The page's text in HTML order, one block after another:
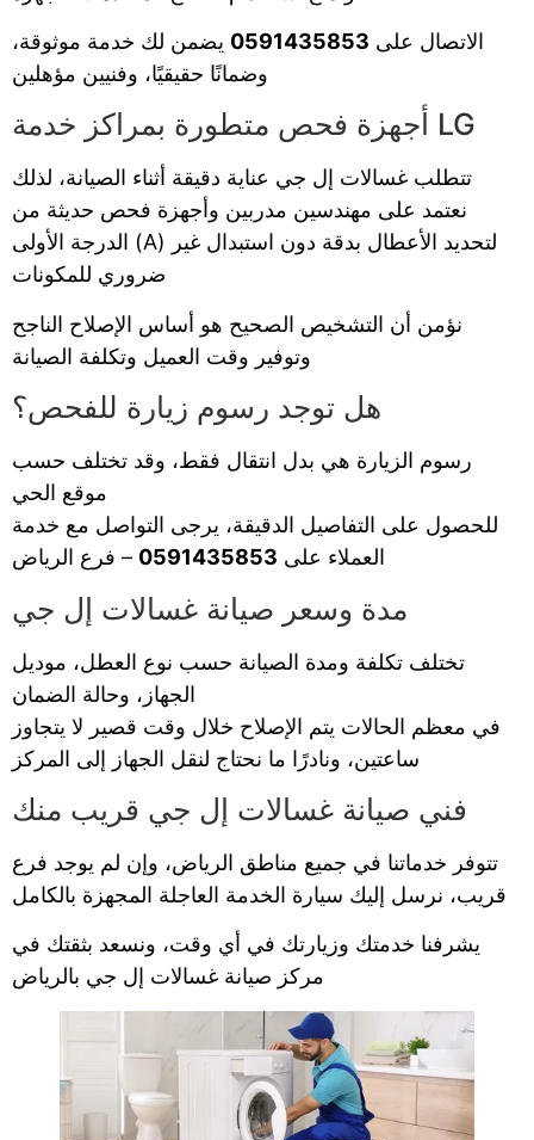
الاتصال على 0591435853 يضمن لك خدمة موثوقة،
وضمانًا حقيقيًا، وفنيين مؤهلين
أجهزة فحص متطورة بمراكز خدمة LG
تتطلب غسالات إل جي عناية دقيقة أثناء الصيانة، لذلك
نعتمد على مهندسين مدربين وأجهزة فحص حديثة من
الدرجة الأولى (A) لتحديد الأعطال بدقة دون استبدال غير
ضروري للمكونات
نؤمن أن التشخيص الصحيح هو أساس الإصلاح الناجح
وتوفير وقت العميل وتكلفة الصيانة
هل توجد رسوم زيارة للفحص؟
رسوم الزيارة هي بدل انتقال فقط، وقد تختلف حسب
موقع الحي
للحصول على التفاصيل الدقيقة، يرجى التواصل مع خدمة
العملاء على 0591435853 – فرع الرياض
مدة وسعر صيانة غسالات إل جي
تختلف تكلفة ومدة الصيانة حسب نوع العطل، موديل
الجهاز، وحالة الضمان
في معظم الحالات يتم الإصلاح خلال وقت قصير لا يتجاوز
ساعتين، ونادرًا ما نحتاج لنقل الجهاز إلى المركز
فني صيانة غسالات إل جي قريب منك
تتوفر خدماتنا في جميع مناطق الرياض، وإن لم يوجد فرع
قريب، نرسل إليك سيارة الخدمة العاجلة المجهزة بالكامل
يشرفنا خدمتك وزيارتك في أي وقت، ونسعد بثقتك في
مركز صيانة غسالات إل جي بالرياض